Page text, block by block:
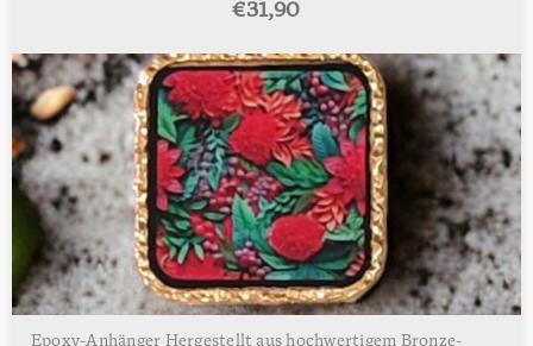
€31,90
Epoxy-Anhänger Hergestellt aus hochwertigem Bronze-